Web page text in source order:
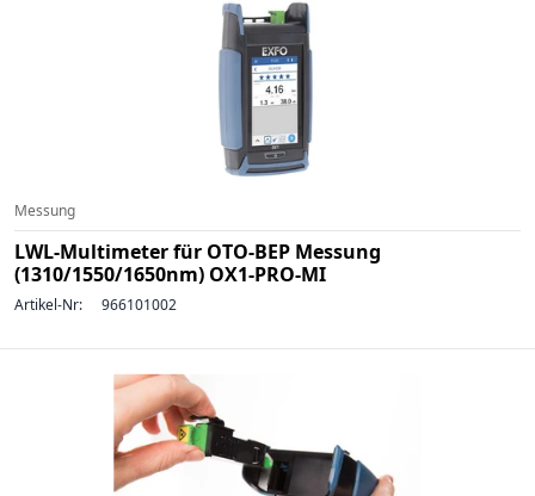
Messung
LWL-Multimeter für OTO-BEP Messung
(1310/1550/1650nm) OX1-PRO-MI
Artikel-Nr: 966101002